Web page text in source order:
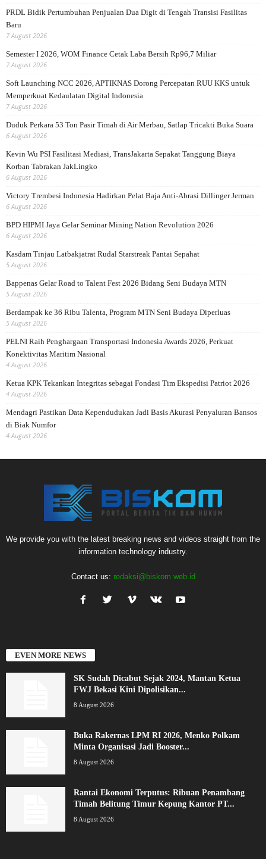
PRDL Bidik Pertumbuhan Penjualan Dua Digit di Tengah Transisi Fasilitas
Baru
7 August 2026
Semester I 2026, WOM Finance Cetak Laba Bersih Rp96,7 Miliar
7 August 2026
Soft Launching NCC 2026, APTIKNAS Dorong Percepatan RUU KKS untuk
Memperkuat Kedaulatan Digital Indonesia
7 August 2026
Duduk Perkara 53 Ton Pasir Timah di Air Merbau, Satlap Tricakti Buka Suara
6 August 2026
Kevin Wu PSI Fasilitasi Mediasi, TransJakarta Sepakat Tanggung Biaya
Korban Tabrakan JakLingko
6 August 2026
Victory Trembesi Indonesia Hadirkan Pelat Baja Anti-Abrasi Dillinger Jerman
6 August 2026
BPD HIPMI Jaya Gelar Seminar Mining Nation Revolution 2026
6 August 2026
Kasdam Tinjau Latbakjatrat Rudal Starstreak Pantai Sepahat
5 August 2026
Bappenas Gelar Road to Talent Fest 2026 Bidang Seni Budaya MTN
5 August 2026
Berdampak ke 36 Ribu Talenta, Program MTN Seni Budaya Diperluas
5 August 2026
PELNI Raih Penghargaan Transportasi Indonesia Awards 2026, Perkuat
Konektivitas Maritim Nasional
4 August 2026
Ketua KPK Tekankan Integritas sebagai Fondasi Tim Ekspedisi Patriot 2026
4 August 2026
Mendagri Pastikan Data Kependudukan Jadi Basis Akurasi Penyaluran Bansos
di Biak Numfor
4 August 2026
We provide you with the latest breaking news and videos straight from the
information technology industry.
Contact us: redaksi@biskom.web.id
EVEN MORE NEWS
SK Sudah Dicabut Sejak 2024, Mantan Ketua
FWJ Bekasi Kini Dipolisikan...
8 August 2026
Buka Rakernas LPM RI 2026, Menko Polkam
Minta Organisasi Jadi Booster...
8 August 2026
Rantai Ekonomi Terputus: Ribuan Penambang
Timah Belitung Timur Kepung Kantor PT...
8 August 2026